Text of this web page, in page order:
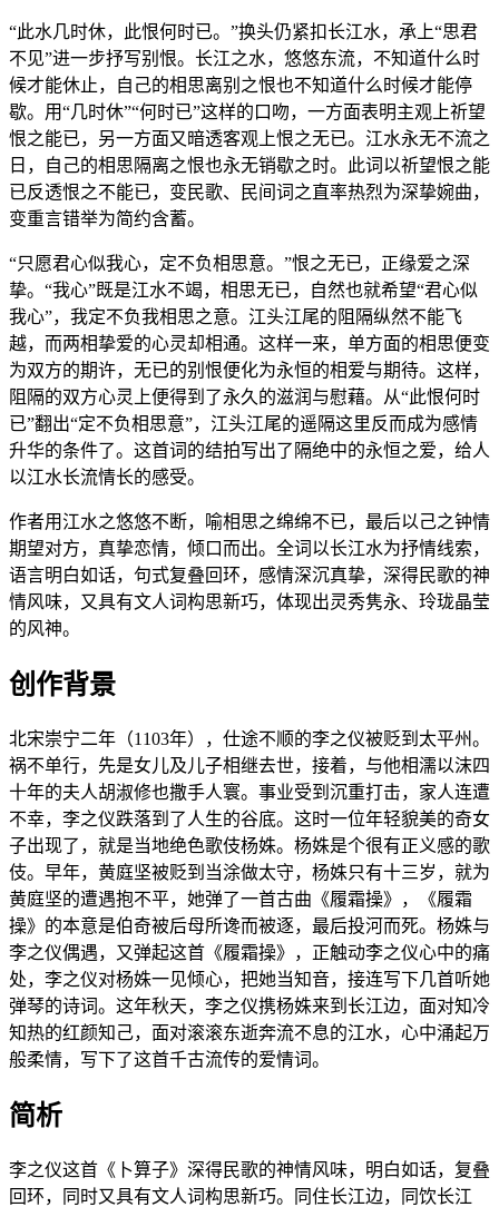
“此水几时休，此恨何时已。”换头仍紧扣长江水，承上“思君
不见”进一步抒写别恨。长江之水，悠悠东流，不知道什么时
候才能休止，自己的相思离别之恨也不知道什么时候才能停
歇。用“几时休”“何时已”这样的口吻，一方面表明主观上祈望
恨之能已，另一方面又暗透客观上恨之无已。江水永无不流之
日，自己的相思隔离之恨也永无销歇之时。此词以祈望恨之能
已反透恨之不能已，变民歌、民间词之直率热烈为深挚婉曲，
变重言错举为简约含蓄。
“只愿君心似我心，定不负相思意。”恨之无已，正缘爱之深
挚。“我心”既是江水不竭，相思无已，自然也就希望“君心似
我心”，我定不负我相思之意。江头江尾的阻隔纵然不能飞
越，而两相挚爱的心灵却相通。这样一来，单方面的相思便变
为双方的期许，无已的别恨便化为永恒的相爱与期待。这样，
阻隔的双方心灵上便得到了永久的滋润与慰藉。从“此恨何时
已”翻出“定不负相思意”，江头江尾的遥隔这里反而成为感情
升华的条件了。这首词的结拍写出了隔绝中的永恒之爱，给人
以江水长流情长的感受。
作者用江水之悠悠不断，喻相思之绵绵不已，最后以己之钟情
期望对方，真挚恋情，倾口而出。全词以长江水为抒情线索，
语言明白如话，句式复叠回环，感情深沉真挚，深得民歌的神
情风味，又具有文人词构思新巧，体现出灵秀隽永、玲珑晶莹
的风神。
创作背景
北宋崇宁二年（1103年），仕途不顺的李之仪被贬到太平州。
祸不单行，先是女儿及儿子相继去世，接着，与他相濡以沫四
十年的夫人胡淑修也撒手人寰。事业受到沉重打击，家人连遭
不幸，李之仪跌落到了人生的谷底。这时一位年轻貌美的奇女
子出现了，就是当地绝色歌伎杨姝。杨姝是个很有正义感的歌
伎。早年，黄庭坚被贬到当涂做太守，杨姝只有十三岁，就为
黄庭坚的遭遇抱不平，她弹了一首古曲《履霜操》，《履霜
操》的本意是伯奇被后母所谗而被逐，最后投河而死。杨姝与
李之仪偶遇，又弹起这首《履霜操》，正触动李之仪心中的痛
处，李之仪对杨姝一见倾心，把她当知音，接连写下几首听她
弹琴的诗词。这年秋天，李之仪携杨姝来到长江边，面对知冷
知热的红颜知己，面对滚滚东逝奔流不息的江水，心中涌起万
般柔情，写下了这首千古流传的爱情词。
简析
李之仪这首《卜算子》深得民歌的神情风味，明白如话，复叠
回环，同时又具有文人词构思新巧。同住长江边，同饮长江